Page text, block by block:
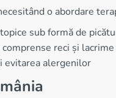
o abordare
sub formă de
reci și
evitarea alergenilor